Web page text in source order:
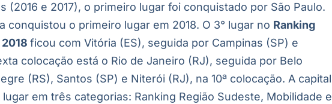
(2016 e 2017), o primeiro lugar foi conquistado por São Paulo.
conquistou o primeiro lugar em 2018. O 3° lugar no Ranking
2018ficou com Vitória (ES), seguida por Campinas (SP) e
colocação está o Rio de Janeiro (RJ), seguida por Belo
(RS), Santos (SP) e Niterói (RJ), na 10ª colocação. A capital
lugar em três categorias: Ranking Região Sudeste, Mobilidade e